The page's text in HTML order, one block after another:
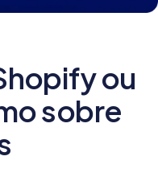
ou
sobre